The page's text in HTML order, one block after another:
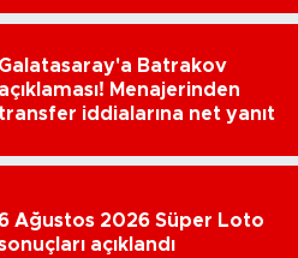
Galatasaray'a Batrakov
açıklaması! Menajerinden
transfer iddialarına net yanıt
Ağustos 2026 Süper Loto
açıklandı